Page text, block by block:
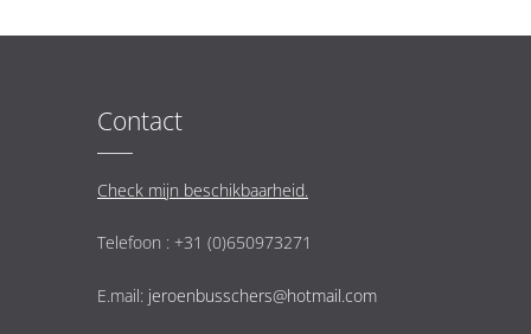
Contact
Check mijn beschikbaarheid.
Telefoon : +31 (0)650973271
E.mail: jeroenbusschers@hotmail.com